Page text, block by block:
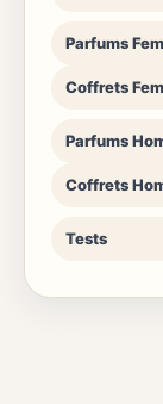
Parfums
Coffrets
Parfums
Coffrets
Tests